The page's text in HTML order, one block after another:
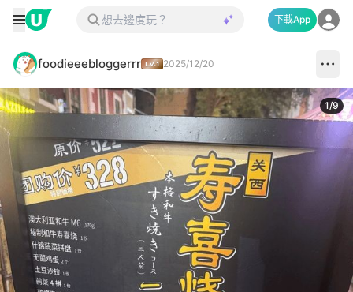
下載App
foodieeebloggerrr 2025/12/20
1/9